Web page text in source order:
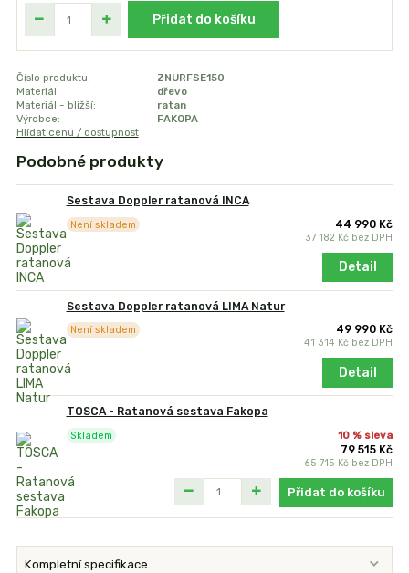
Přidat do košíku
Číslo produktu:
ZNURFSE150
Materiál:
dřevo
Materiál - bližší:
ratan
Výrobce:
FAKOPA
Hlídat cenu / dostupnost
Podobné produkty
Sestava Doppler ratanová INCA
44 990 Kč
37 182 Kč bez DPH
Není skladem
Detail
Sestava Doppler ratanová LIMA Natur
49 990 Kč
41 314 Kč bez DPH
Není skladem
Detail
TOSCA - Ratanová sestava Fakopa
10 % sleva
79 515 Kč
65 715 Kč bez DPH
Skladem
Přidat do košíku
Kompletní specifikace